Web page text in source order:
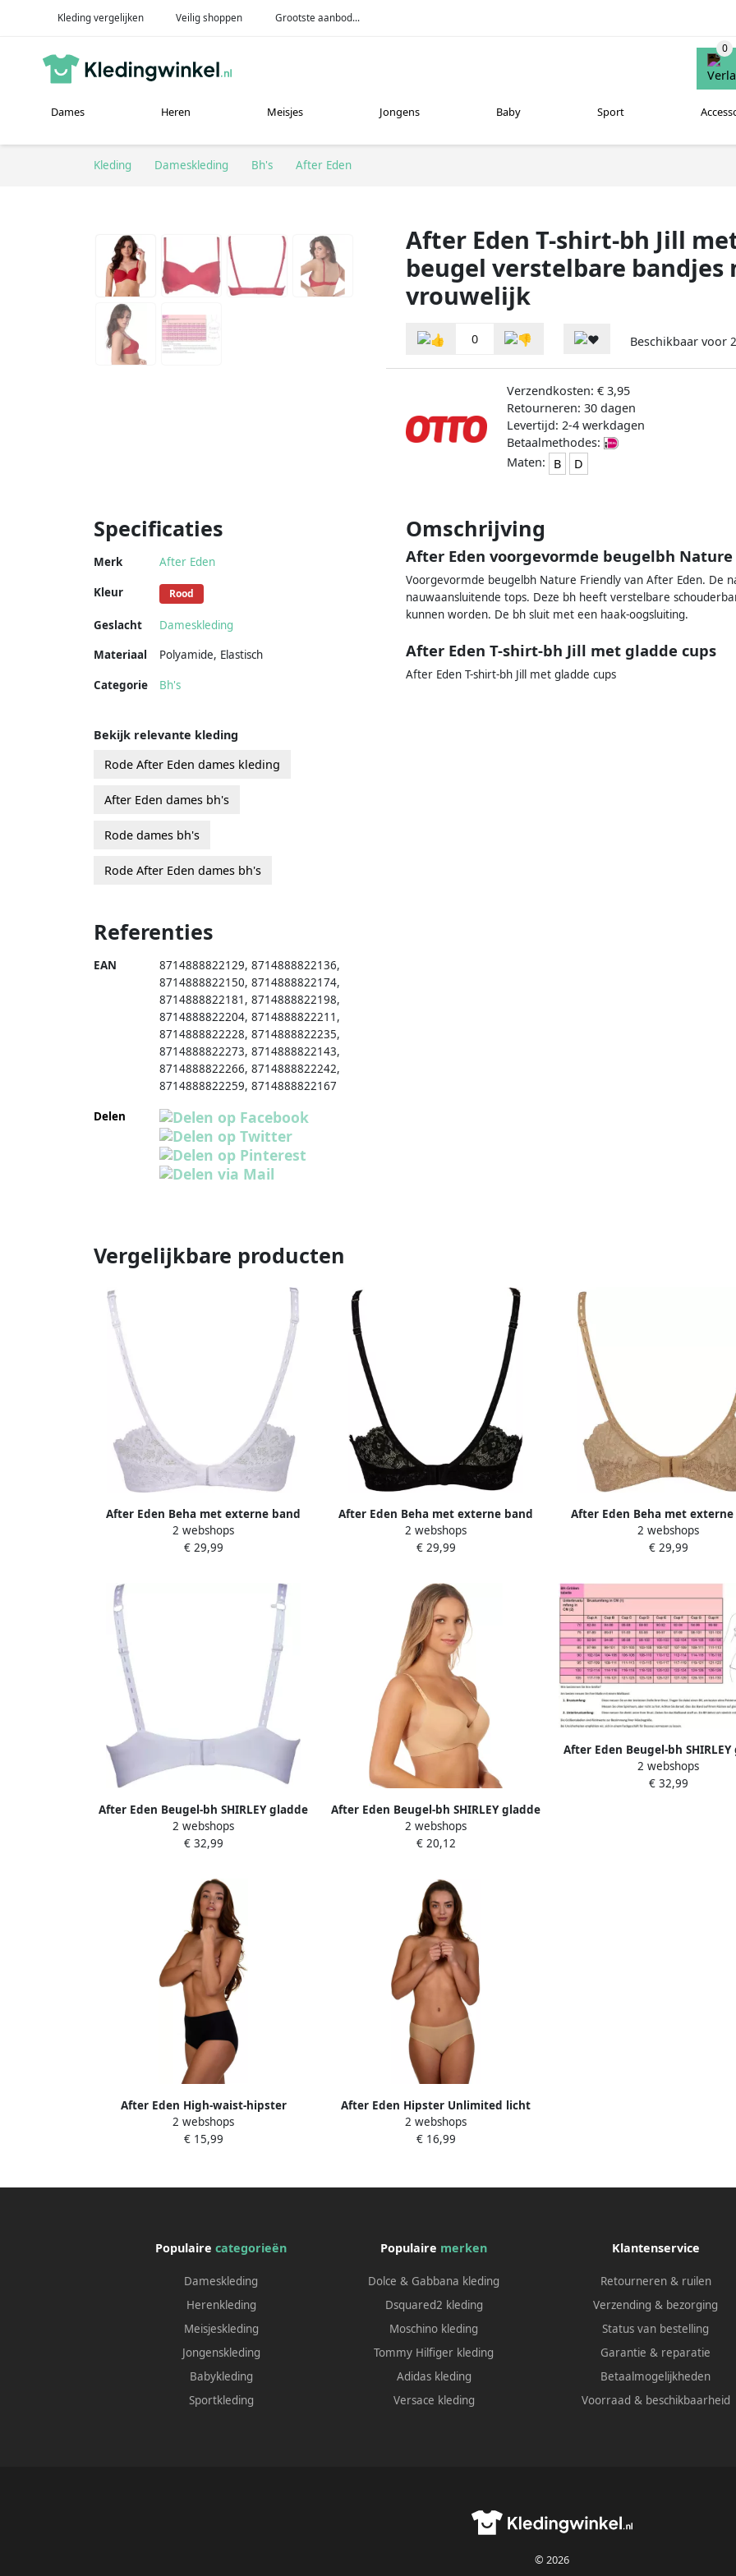
Kleding vergelijken Veilig shoppen Grootste aanbod...
Dames Heren Meisjes Jongens Baby Sport
Kleding Dameskleding Bh's After Eden
After Eden T-shirt-bh Jill
beugel verstelbare
vrouwelijk
0 Beschikbaar voor
Verzendkosten: € 3,95
Retourneren: 30 dagen
Levertijd: 2-4 werkdagen
Betaalmethodes:
Maten:
B D
Specificaties
Merk After Eden
Kleur Rood
Geslacht
Dameskleding
Materiaal
Polyamide, Elastisch
Categorie Bh's
Omschrijving
After Eden voorgevormde beugelbh
Voorgevormde beugelbh Nature Friendly van After Eden. De
nauwaansluitende tops. Deze bh heeft verstelbare
kunnen worden. De bh sluit met een haak-oogsluiting.
After Eden T-shirt-bh Jill met gladde cups
After Eden T-shirt-bh Jill met gladde cups
Bekijk relevante kleding
Rode After Eden dames kleding
After Eden dames bh's
Rode dames bh's
Rode After Eden dames bh's
Referenties
EAN 8714888822129, 8714888822136,
8714888822150, 8714888822174,
8714888822181 , 8714888822198,
8714888822204, 8714888822211 ,
8714888822228, 8714888822235,
8714888822273, 8714888822143,
8714888822266, 8714888822242,
8714888822259, 8714888822167
Delen
Vergelijkbare producten
After Eden Beha met externe band
MOLLY halve cup met beugel
verstelbare bandjes met kant met
2 webshops
€ 29,99
After Eden Beha met externe band
MOLLY halve cup met beugel
verstelbare bandjes met kant met
2 webshops
€ 29,99
After Eden Beha met
MOLLY halve cup met
verstelbare bandjes met
2 webshops
€ 29,99
After Eden Beugel-bh SHIRLEY gladde
cups verstelbare bandjes met beugel
basic comfortabel naadloos
2 webshops
€ 32,99
After Eden Beugel-bh SHIRLEY gladde
cups verstelbare bandjes met beugel
basic comfortabel naadloos
2 webshops
€ 20,12
After Eden Beugel-bh
cups verstelbare bandjes met
basic comfortabel
2 webshops
€ 32,99
After Eden High-waist-hipster
Unlimited comfortabel elastisch strak
basic zacht
2 webshops
€ 15,99
After Eden Hipster Unlimited licht
glinsterend comfortabel elastisch
strak basic zacht
2 webshops
€ 16,99
Populairecategorieën
Dameskleding
Herenkleding
Meisjeskleding
Jongenskleding
Babykleding
Sportkleding
Populaire merken
Dolce & Gabbana kleding
Dsquared2 kleding
Moschino kleding
Tommy Hilfiger kleding
Adidas kleding
Versace kleding
Klantenservice
Retourneren & ruilen
Verzending & bezorging
Status van bestelling
Garantie & reparatie
Betaalmogelijkheden
Voorraad & beschikbaarheid
© 2026